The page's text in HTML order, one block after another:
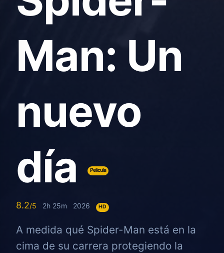
Man: Un
nuevo
día
Pelicula
8.2 2h 25m 2026 HD
A medida qué Spider-Man está en la
cima de su carrera protegiendo la